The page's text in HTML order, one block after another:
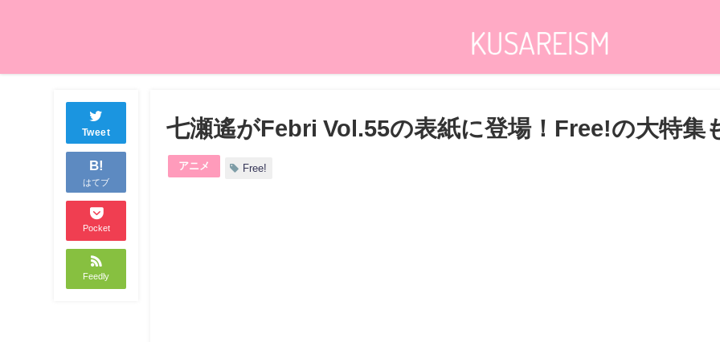
Tweet
B!
はてブ
Pocket
Feedly
七瀬遙がFebri Vol.55の表紙に登場！Free!の大特集
アニメ Free!